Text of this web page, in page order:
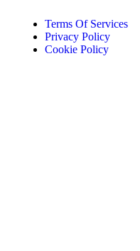
Terms Of Services
Privacy Policy
Cookie Policy